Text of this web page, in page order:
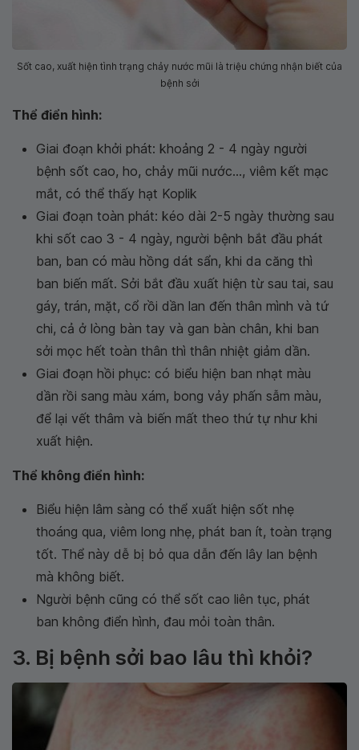
Sốt cao, xuất hiện tình trạng chảy nước mũi là triệu chứng nhận biết của
bệnh sởi
Thể điển hình:
Giai đoạn khởi phát: khoảng 2 - 4 ngày người
bệnh sốt cao, ho, chảy mũi nước..., viêm kết mạc
mắt, có thể thấy hạt Koplik
Giai đoạn toàn phát: kéo dài 2-5 ngày thường sau
khi sốt cao 3 - 4 ngày, người bệnh bắt đầu phát
ban, ban có màu hồng dát sẩn, khi da căng thì
ban biến mất. Sởi bắt đầu xuất hiện từ sau tai, sau
gáy, trán, mặt, cổ rồi dần lan đến thân mình và tứ
chi, cả ở lòng bàn tay và gan bàn chân, khi ban
sởi mọc hết toàn thân thì thân nhiệt giảm dần.
Giai đoạn hồi phục: có biểu hiện ban nhạt màu
dần rồi sang màu xám, bong vảy phấn sẫm màu,
để lại vết thâm và biến mất theo thứ tự như khi
xuất hiện.
Thể không điển hình:
Biểu hiện lâm sàng có thể xuất hiện sốt nhẹ
thoáng qua, viêm long nhẹ, phát ban ít, toàn trạng
tốt. Thể này dễ bị bỏ qua dẫn đến lây lan bệnh
mà không biết.
Người bệnh cũng có thể sốt cao liên tục, phát
ban không điển hình, đau mỏi toàn thân.
3. Bị bệnh sởi bao lâu thì khỏi?